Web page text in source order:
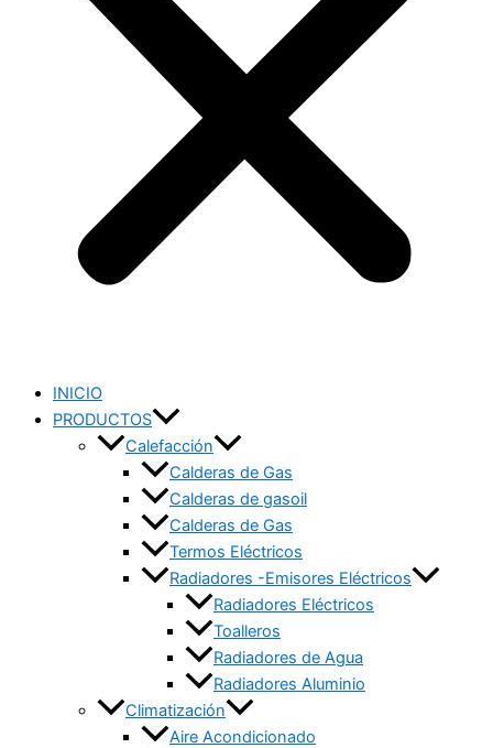
INICIO
PRODUCTOS
Calefacción
Calderas de Gas
Calderas de gasoil
Calderas de Gas
Termos Eléctricos
Radiadores -Emisores Eléctricos
Radiadores Eléctricos
Toalleros
Radiadores de Agua
Radiadores Aluminio
Climatización
Aire Acondicionado